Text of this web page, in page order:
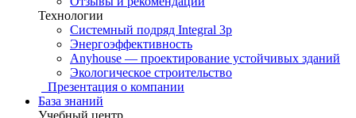
Технологии
Системный подряд Integral 3p
Энергоэффективность
Anyhouse — проектирование устойчивых зданий
Экологическое строительство
Презентация о компании
База знаний
Учебный центр